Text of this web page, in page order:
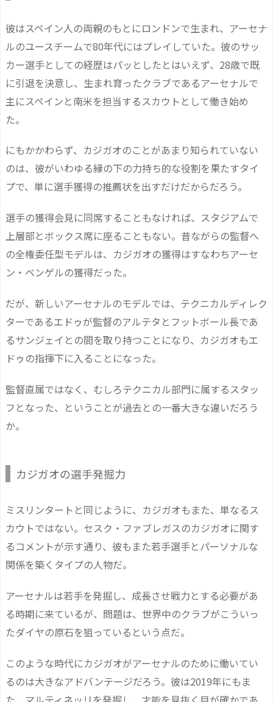
彼はスペイン人の両親のもとにロンドンで生まれ、アーセナ
ルのユースチームで80年代にはプレイしていた。彼のサッ
カー選手としての経歴はパッとしたとはいえず、28歳で既
に引退を決意し、生まれ育ったクラブであるアーセナルで
主にスペインと南米を担当するスカウトとして働き始め
た。
にもかかわらず、カジガオのことがあまり知られていない
のは、彼がいわゆる縁の下の力持ち的な役割を果たすタイ
プで、単に選手獲得の推薦状を出すだけだからだろう。
選手の獲得会見に同席することもなければ、スタジアムで
上層部とボックス席に座ることもない。昔ながらの監督へ
の全権委任型モデルは、カジガオの獲得はすなわちアーセ
ン・ベンゲルの獲得だった。
だが、新しいアーセナルのモデルでは、テクニカルディレク
ターであるエドゥが監督のアルテタとフットボール長であ
るサンジェイとの間を取り持つことになり、カジガオもエ
ドゥの指揮下に入ることになった。
監督直属ではなく、むしろテクニカル部門に属するスタッ
フとなった、ということが過去との一番大きな違いだろう
か。
カジガオの選手発掘力
ミスリンタートと同じように、カジガオもまた、単なるス
カウトではない。セスク・ファブレガスのカジガオに関す
るコメントが示す通り、彼もまた若手選手とパーソナルな
関係を築くタイプの人物だ。
アーセナルは若手を発掘し、成長させ戦力とする必要があ
る時期に来ているが、問題は、世界中のクラブがこういっ
たダイヤの原石を狙っているという点だ。
このような時代にカジガオがアーセナルのために働いてい
るのは大きなアドバンテージだろう。彼は2019年にもま